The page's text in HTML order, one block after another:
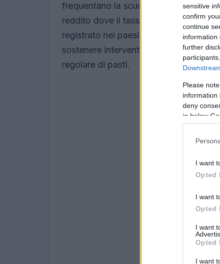
sensitive
confirm
continue
information
further
Please
information
deny
in below
I want
Opted
I want
Opted
I want
Opted
I want
frequentano la scuola, una realtà che
reddito dove il tasso di abbandono
registrato nei paesi ad alto reddito.
sostenere interventi che aumentino
regolare di pasti.